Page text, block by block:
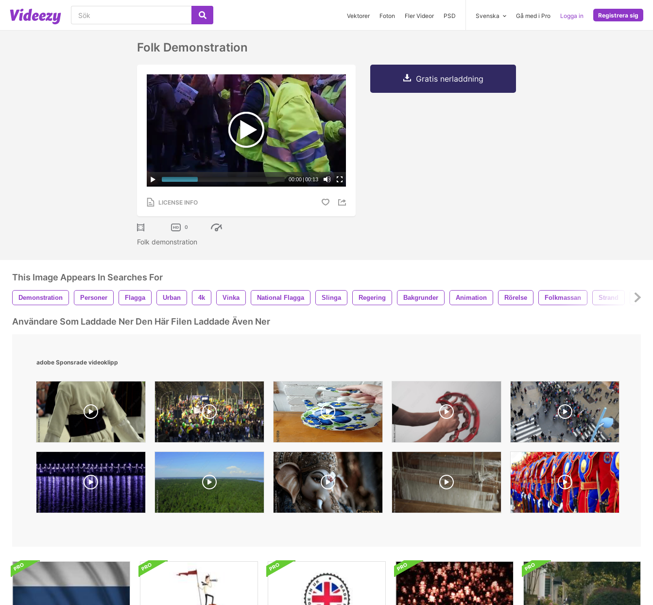
Vektorer Foton Fler Videor PSD Svenska Gå med i Pro Logga in Registrera sig
Folk Demonstration
00:00 | 00:13
LICENSE INFO
0
Folk demonstration
Gratis nerladdning
This Image Appears In Searches For
Demonstration Personer Flagga Urban 4k Vinka National Flagga Slinga Regering Bakgrunder Animation Rörelse Folkmassan Strand
Användare Som Laddade Ner Den Här Filen Laddade Även Ner
adobe Sponsrade videoklipp